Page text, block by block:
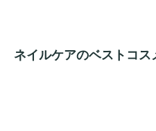
のマッサージにも使えます。
ネイルケアのベストコス